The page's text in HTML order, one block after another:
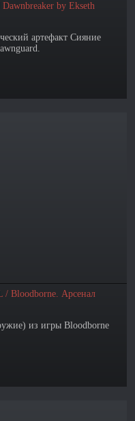
by Ekseth
артефакт Сияние
/ Bloodborne. Арсенал
из игры Bloodborne